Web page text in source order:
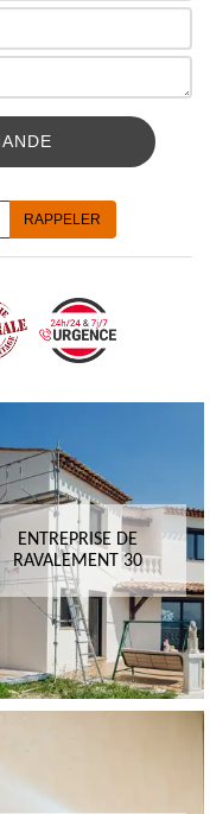
ENTREPRISE DE
RAVALEMENT 30